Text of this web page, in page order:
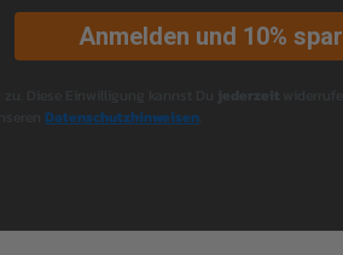
Anmelden und 10%
Datenschutzhinweisen